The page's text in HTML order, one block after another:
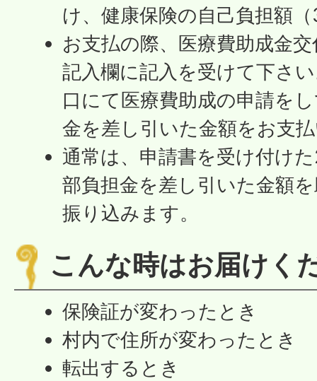
け、健康保険の自己負担額
お支払の際、医療費助成金
記入欄に記入を受けて下さ
口にて医療費助成の申請を
金を差し引いた金額をお支
通常は、申請書を受け付け
部負担金を差し引いた金額
振り込みます。
こんな時はお届けく
保険証が変わったとき
村内で住所が変わったとき
転出するとき